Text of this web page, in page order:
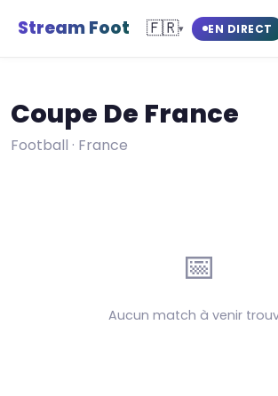
Stream Foot 🇫🇷▾ EN DIRECT
Coupe De France
Football · France
📅
Aucun match à venir